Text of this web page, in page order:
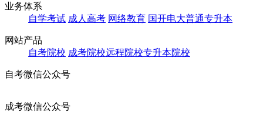
业务体系
自学考试 成人高考 网络教育 国开电大普通专升本
网站产品
自考院校 成考院校远程院校专升本院校
自考微信公众号
成考微信公众号